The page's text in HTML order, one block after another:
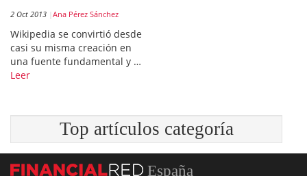
2 Oct 2013 Ana Pérez Sánchez
Wikipedia se convirtió desde
casi su misma creación en
una fuente fundamental y …
Leer
Top artículos categoría
España